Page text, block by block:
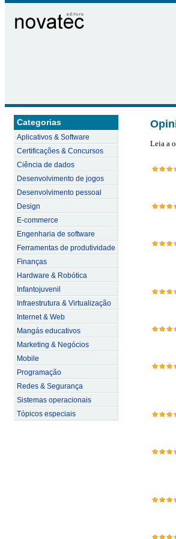
Categorias
Aplicativos & Software
Certificações & Concursos
Ciência de dados
Desenvolvimento de jogos
Desenvolvimento pessoal
Design
E-commerce
Engenharia de software
Ferramentas de produtividade
Finanças
Hardware & Robótica
Infantojuvenil
Infraestrutura & Virtualização
Internet & Web
Mangás educativos
Marketing & Negócios
Mobile
Programação
Redes & Segurança
Sistemas operacionais
Tópicos especiais
Leia a